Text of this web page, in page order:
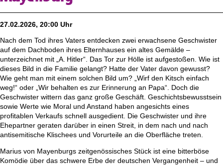
27.02.2026, 20:00 Uhr
Nach dem Tod ihres Vaters entdecken zwei erwachsene Geschwister
auf dem Dachboden ihres Elternhauses ein altes Gemälde –
unterzeichnet mit „A. Hitler“. Das Tor zur Hölle ist aufgestoßen. Wie ist
dieses Bild in die Familie gelangt? Hatte der Vater davon gewusst?
Wie geht man mit einem solchen Bild um? „Wirf den Kitsch einfach
weg!“ oder „Wir behalten es zur Erinnerung an Papa“. Doch die
Geschwister wittern das ganz große Geschäft. Geschichtsbewusstsein
sowie Werte wie Moral und Anstand haben angesichts eines
profitablen Verkaufs schnell ausgedient. Die Geschwister und ihre
Ehepartner geraten darüber in einen Streit, in dem nach und nach
antisemitische Klischees und Vorurteile an die Oberfläche treten.
Marius von Mayenburgs zeitgenössisches Stück ist eine bitterböse
Komödie über das schwere Erbe der deutschen Vergangenheit – und